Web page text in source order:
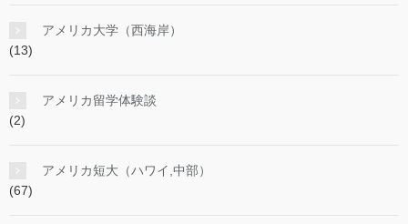
アメリカ大学（西海岸）
(13)
アメリカ留学体験談
(2)
アメリカ短大（ハワイ,中部）
(67)